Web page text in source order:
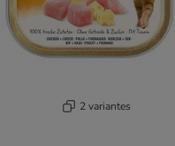
2 variantes